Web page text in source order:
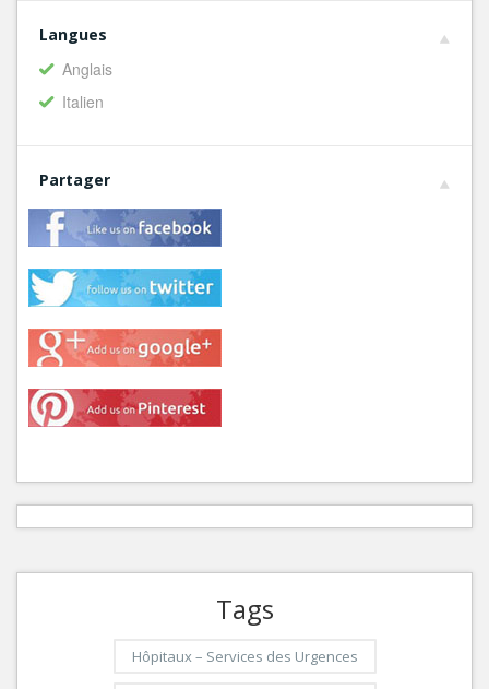
Langues
Anglais
Italien
Partager
Tags
Hôpitaux – Services des Urgences